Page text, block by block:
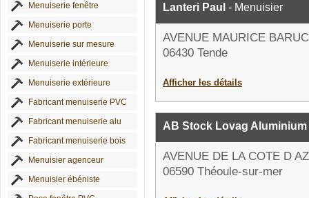
Menuiserie fenêtre
Menuiserie porte
Menuiserie sur mesure
Menuiserie intérieure
Menuiserie extérieure
Fabricant menuiserie PVC
Fabricant menuiserie alu
Fabricant menuiserie bois
Menuisier agenceur
Menuisier ébéniste
Lanteri Paul - Menuisier
AVENUE MAURICE
06430 Tende
Afficher les détails
AB Stock Lovag Aluminium
AVENUE DE LA COTE D
06590 Théoule-sur-mer